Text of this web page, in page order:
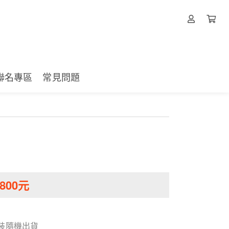
名專區 常見問題
800元
隨機出貨